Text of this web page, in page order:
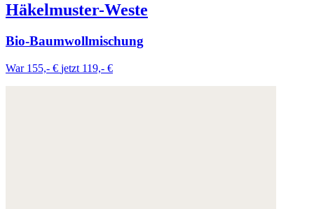
Häkelmuster-Weste
Bio-Baumwollmischung
War 155,- € jetzt 119,- €